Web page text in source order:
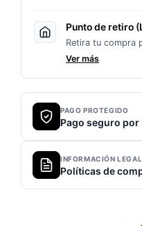
Punto de retiro
Retira tu compra
Ver más
PAGO PROTEGIDO
Pago seguro por
INFORMACIÓN LEGAL
Políticas de